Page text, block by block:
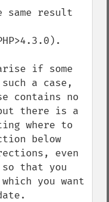
same result
if some
a case,
contains no
there is a
where to
below
even
that you
you want